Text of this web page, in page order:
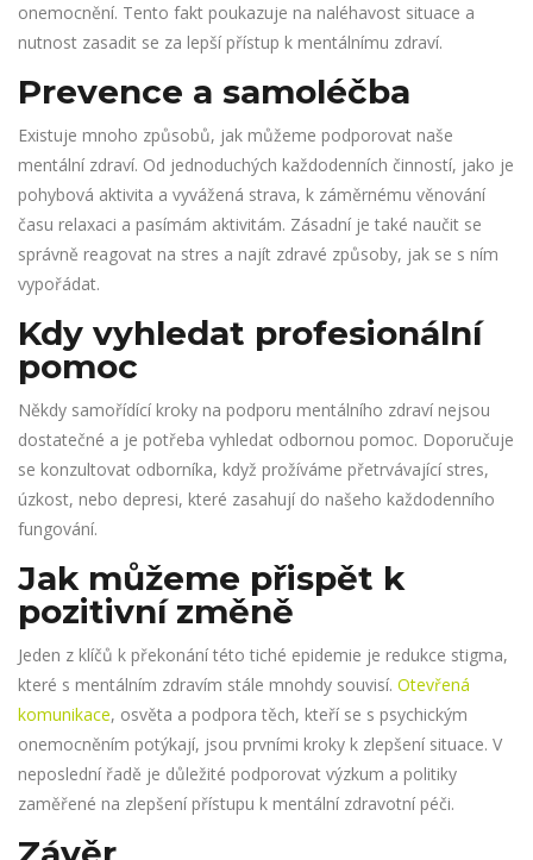
onemocnění. Tento fakt poukazuje na naléhavost situace a
nutnost zasadit se za lepší přístup k mentálnímu zdraví.
Prevence a samoléčba
Existuje mnoho způsobů, jak můžeme podporovat naše
mentální zdraví. Od jednoduchých každodenních činností, jako je
pohybová aktivita a vyvážená strava, k záměrnému věnování
času relaxaci a pasímám aktivitám. Zásadní je také naučit se
správně reagovat na stres a najít zdravé způsoby, jak se s ním
vypořádat.
Kdy vyhledat profesionální
pomoc
Někdy samořídící kroky na podporu mentálního zdraví nejsou
dostatečné a je potřeba vyhledat odbornou pomoc. Doporučuje
se konzultovat odborníka, když prožíváme přetrvávající stres,
úzkost, nebo depresi, které zasahují do našeho každodenního
fungování.
Jak můžeme přispět k
pozitivní změně
Jeden z klíčů k překonání této tiché epidemie je redukce stigma,
které s mentálním zdravím stále mnohdy souvisí. Otevřená
komunikace, osvěta a podpora těch, kteří se s psychickým
onemocněním potýkají, jsou prvními kroky k zlepšení situace. V
neposlední řadě je důležité podporovat výzkum a politiky
zaměřené na zlepšení přístupu k mentální zdravotní péči.